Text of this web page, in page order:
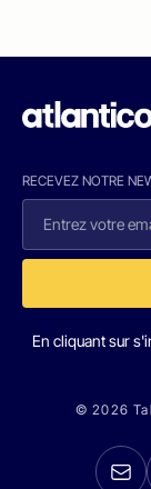
RECEVEZ NOTRE
En cliquant sur
© 2026